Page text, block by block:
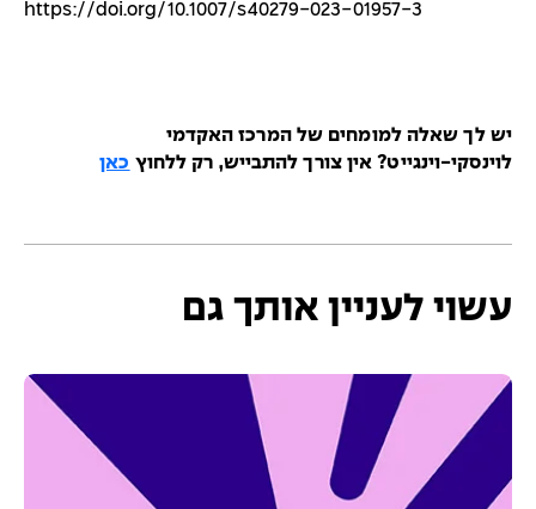
https://doi.org/10.1007/s40279-023-01957-3
יש לך שאלה למומחים של המרכז האקדמי
לוינסקי-וינגייט? אין צורך להתבייש, רק ללחוץ כאן
עשוי לעניין אותך גם